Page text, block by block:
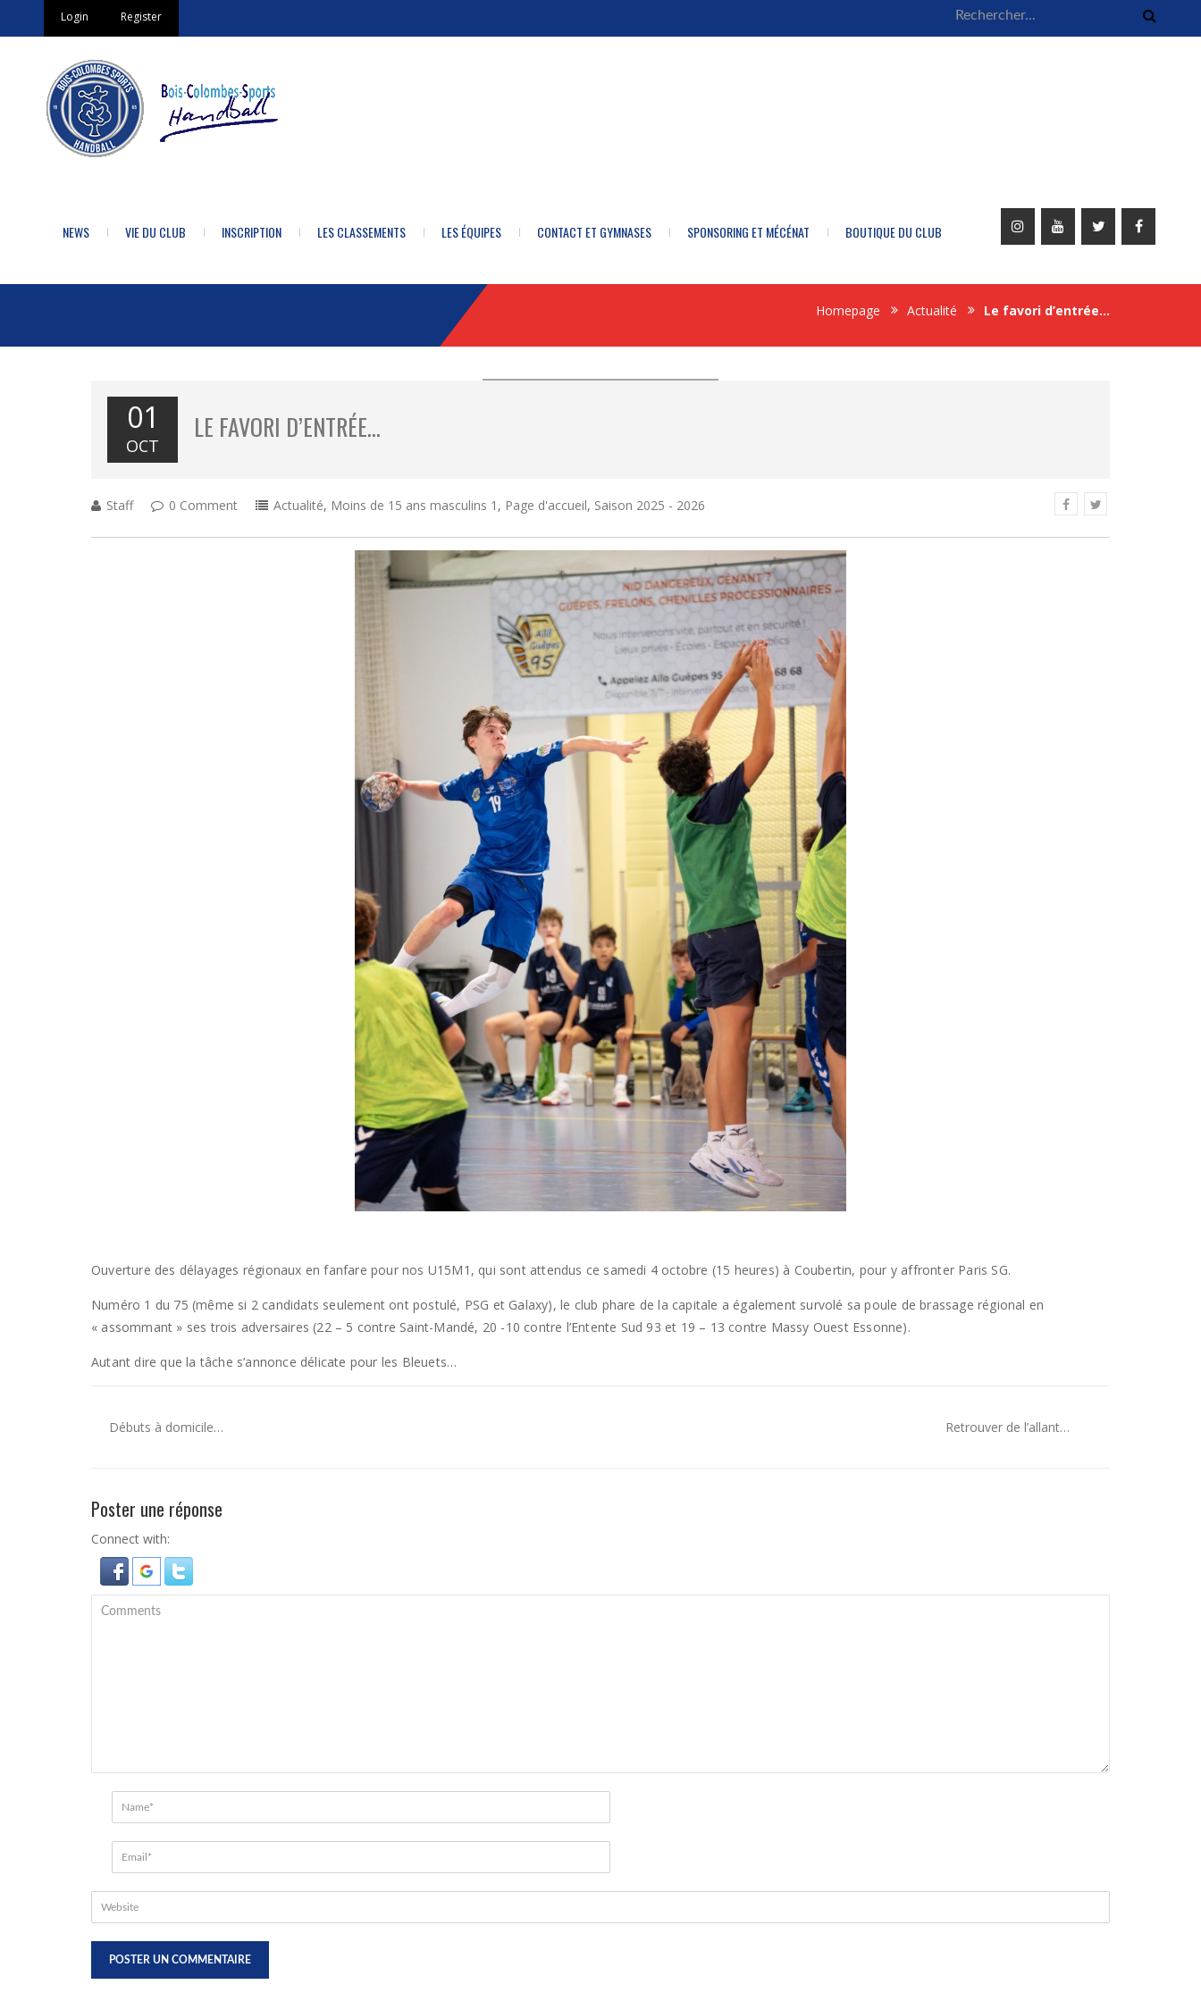
Login Register
NEWS VIE DU CLUB INSCRIPTION LES CLASSEMENTS LES ÉQUIPES CONTACT ET GYMNASES SPONSORING ET MÉCÉNAT BOUTIQUE DU CLUB
Homepage Actualité Le favori d’entrée…
01
OCT
LE FAVORI D’ENTRÉE…
Staff 0 Comment Actualité, Moins de 15 ans masculins 1 , Page d'accueil, Saison 2025 - 2026
Ouverture des délayages régionaux en fanfare pour nos U15M1, qui sont attendus ce samedi 4 octobre (15 heures) à Coubertin, pour y affronter Paris SG.
Numéro 1 du 75 (même si 2 candidats seulement ont postulé, PSG et Galaxy), le club phare de la capitale a également survolé sa poule de brassage régional en
« assommant » ses trois adversaires (22 – 5 contre Saint-Mandé, 20 -10 contre l’Entente Sud 93 et 19 – 13 contre Massy Ouest Essonne).
Autant dire que la tâche s’annonce délicate pour les Bleuets…
Débuts à domicile… Retrouver de l’allant…
Poster une réponse
Connect with: